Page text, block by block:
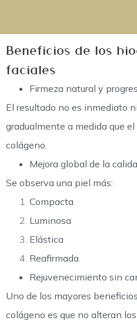
Beneficios de los
faciales
Firmeza natural y
El resultado no es inmediato
gradualmente a medida que
colágeno.
Mejora global de la
Se observa una piel más:
Compacta
Luminosa
Elástica
Reafirmada
Rejuvenecimiento sin
Uno de los mayores
colágeno es que no alteran